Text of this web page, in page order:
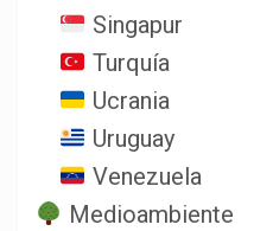
Singapur
Turquía
Ucrania
Uruguay
Venezuela
Medioambiente